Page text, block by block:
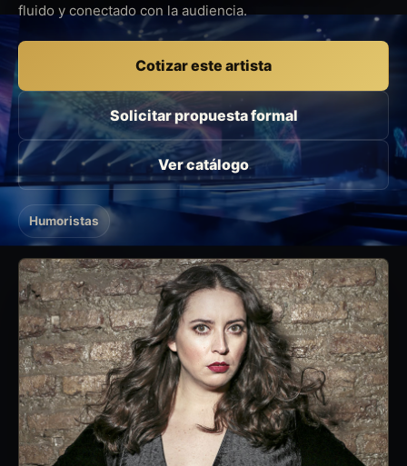
fluido y conectado con la audiencia.
Cotizar este artista
Solicitar propuesta formal
Ver catálogo
Humoristas